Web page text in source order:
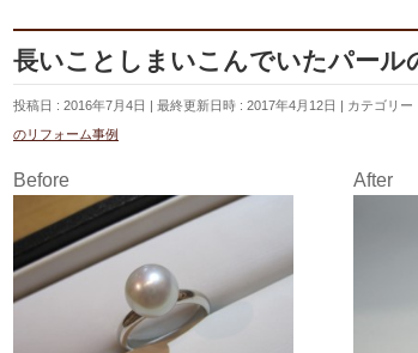
長いことしまいこんでいたパール
投稿日 : 2016年7月4日 最終更新日時 : 2017年4月12日 カテゴリー :
のリフォーム事例
Before After